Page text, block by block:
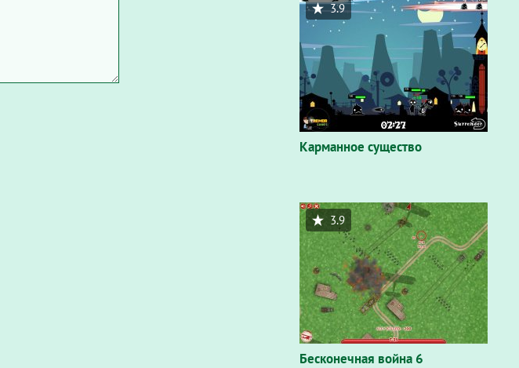
Карманное существо
3.9
Бесконечная война 6
3.9